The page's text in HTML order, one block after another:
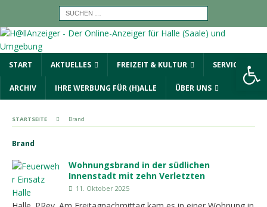
START AKTUELLES FREIZEIT & KULTUR SERVICE
ARCHIV IHRE WERBUNG FÜR (H)ALLE ÜBER UNS
STARTSEITE Brand
Brand
Wohnungsbrand in der südlichen
Innenstadt mit zehn Verletzten
11. Oktober 2025
Werkzeugleiste öffnen